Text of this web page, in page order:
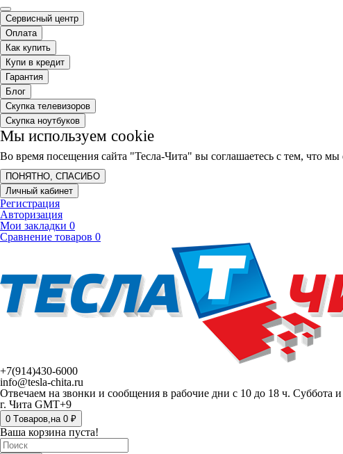
Сервисный центр
Оплата
Как купить
Купи в кредит
Гарантия
Блог
Скупка телевизоров
Скупка ноутбуков
Мы используем cookie
Во время посещения сайта "Тесла-Чита" вы соглашаетесь с тем, что
ПОНЯТНО, СПАСИБО
Личный кабинет
Регистрация
Авторизация
Мои закладки 0
Сравнение товаров 0
+7(914)430-6000
info@tesla-chita.ru
Отвечаем на звонки и сообщения в рабочие дни с 10 до 18 ч. Суббота
г. Чита GMT+9
0 Tоваров,на 0 ₽
Ваша корзина пуста!